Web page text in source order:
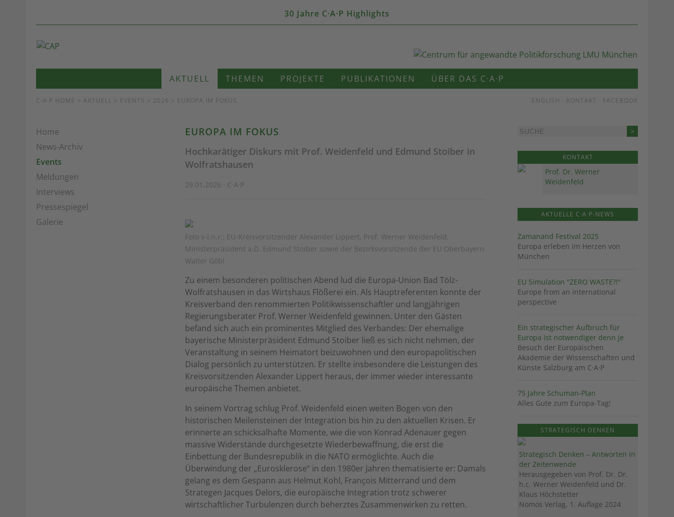
30 Jahre C·A·P Highlights
AKTUELL THEMEN PROJEKTE PUBLIKATIONEN ÜBER DAS C·A·P
C·A·P HOME > AKTUELL > EVENTS > 2026 > EUROPA IM FOKUS ENGLISH · KONTAKT · FACEBOOK
Home
News-Archiv
Events
Meldungen
Interviews
Pressespiegel
Galerie
EUROPA IM FOKUS
Hochkarätiger Diskurs mit Prof. Weidenfeld und Edmund Stoiber in
Wolfratshausen
29.01.2026 · C·A·P
Foto v-l.n.r:: EU-Kreisvorsitzender Alexander Lippert, Prof. Werner Weidenfeld,
Ministerpräsident a.D. Edmund Stoiber sowie der Bezirksvorsitzende der EU Oberbayern
Walter Göbl
Zu einem besonderen politischen Abend lud die Europa-Union Bad Tölz-
Wolfratshausen in das Wirtshaus Flößerei ein. Als Hauptreferenten konnte der
Kreisverband den renommierten Politikwissenschaftler und langjährigen
Regierungsberater Prof. Werner Weidenfeld gewinnen. Unter den Gästen
befand sich auch ein prominentes Mitglied des Verbandes: Der ehemalige
bayerische Ministerpräsident Edmund Stoiber ließ es sich nicht nehmen, der
Veranstaltung in seinem Heimatort beizuwohnen und den europapolitischen
Dialog persönlich zu unterstützen. Er stellte insbesondere die Leistungen des
Kreisvorsitzenden Alexander Lippert heraus, der immer wieder interessante
europäische Themen anbietet.
In seinem Vortrag schlug Prof. Weidenfeld einen weiten Bogen von den
historischen Meilensteinen der Integration bis hin zu den aktuellen Krisen. Er
erinnerte an schicksalhafte Momente, wie die von Konrad Adenauer gegen
massive Widerstände durchgesetzte Wiederbewaffnung, die erst die
Einbettung der Bundesrepublik in die NATO ermöglichte. Auch die
Überwindung der „Eurosklerose“ in den 1980er Jahren thematisierte er: Damals
gelang es dem Gespann aus Helmut Kohl, François Mitterrand und dem
Strategen Jacques Delors, die europäische Integration trotz schwerer
wirtschaftlicher Turbulenzen durch beherztes Zusammenwirken zu retten.
KONTAKT
Prof. Dr. Werner
Weidenfeld
AKTUELLE C·A·P-NEWS
Zamanand Festival 2025
Europa erleben im Herzen von
München
EU Simulation "ZERO WASTE?!"
Europe from an international
perspective
Ein strategischer Aufbruch für
Europa ist notwendiger denn je
Besuch der Europäischen
Akademie der Wissenschaften und
Künste Salzburg am C·A·P
75 Jahre Schuman-Plan
Alles Gute zum Europa-Tag!
STRATEGISCH DENKEN
Strategisch Denken – Antworten in
der Zeitenwende
Herausgegeben von Prof. Dr. Dr.
h.c. Werner Weidenfeld und Dr.
Klaus Höchstetter
Nomos Verlag, 1. Auflage 2024